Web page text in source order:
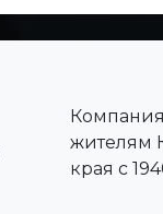
жителям
края с